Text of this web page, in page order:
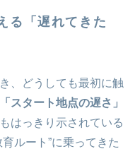
る「遅れてきた
、どうしても最初に触
「スタート地点の遅さ」
はっきり示されている
ルート”に乗ってきた